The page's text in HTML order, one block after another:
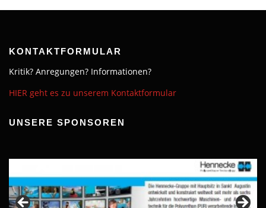
KONTAKTFORMULAR
Kritik? Anregungen? Informationen?
HIER geht es zu unserem Kontaktformular
UNSERE SPONSOREN